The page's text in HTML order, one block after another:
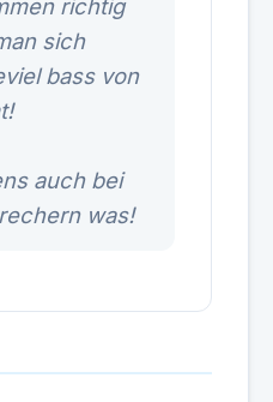
richtig
sich
bass von
auch bei
was!